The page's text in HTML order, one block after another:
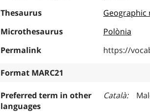
Thesaurus
Geographic
Microthesaurus
Polònia
Permalink
https://
Format MARC21
Preferred term in other
languages
Català